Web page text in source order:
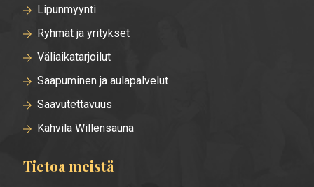
Lipunmyynti
Ryhmät ja yritykset
Väliaikatarjoilut
Saapuminen ja aulapalvelut
Saavutettavuus
Kahvila Willensauna
Tietoa meistä